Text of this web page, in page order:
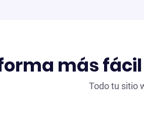
más
Todo tu sitio